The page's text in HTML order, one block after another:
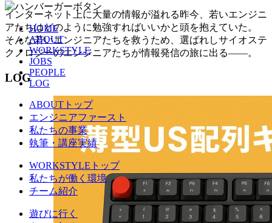
HOME
ABOUT
WORKSTYLE
JOBS
PEOPLE
LOG
ABOUTトップ
エンジニアファースト
私たちの事業
執筆・講座実績
WORKSTYLEトップ
私たちが働く環境
チーム紹介
遊びに行く
インターネット上に大量の情報が溢れる昨今、若いエンジニ
アたちはどのように勉強すればいいかと頭を抱えていた。
そんな若いエンジニアたちを救うため、選ばれしサイオステ
クノロジーのエンジニアたちが情報発信の旅に出る――。
LOG